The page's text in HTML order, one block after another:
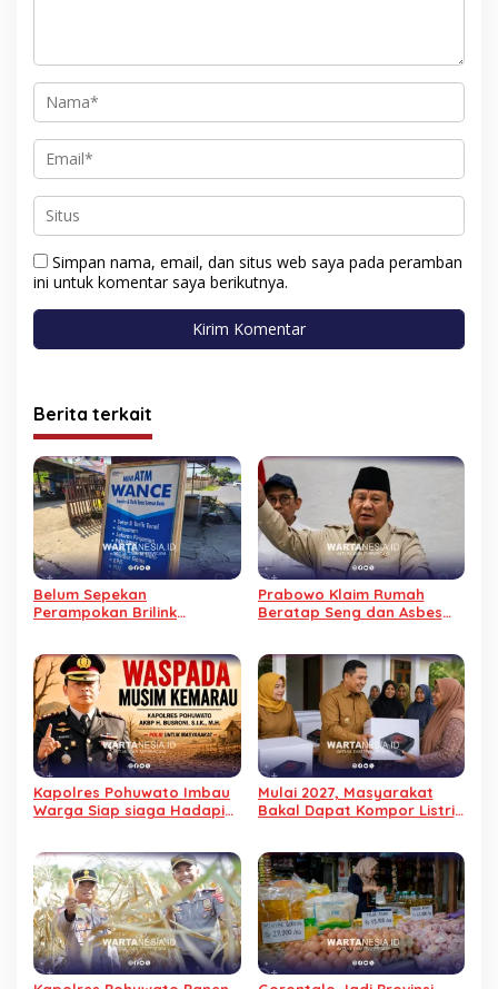
Simpan nama, email, dan situs web saya pada peramban
ini untuk komentar saya berikutnya.
Berita terkait
Belum Sepekan
Perampokan Brilink
Rp40 Juta
Prabowo Klaim Rumah
Beratap Seng dan Asbes
Kapolres Pohuwato Imbau
Warga Siap siaga Hadapi
Mulai 2027, Masyarakat
Bakal Dapat Kompor Listrik